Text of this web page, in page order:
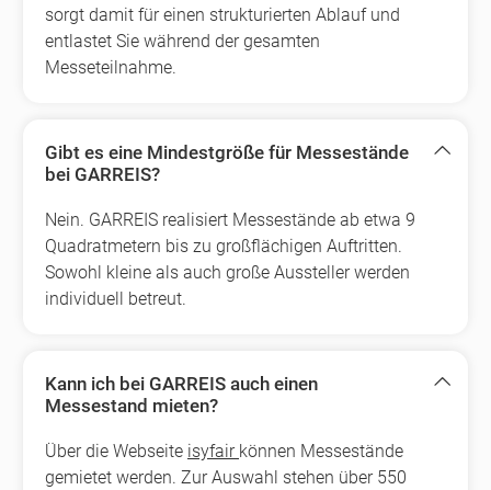
sorgt damit für einen strukturierten Ablauf und
entlastet Sie während der gesamten
Messeteilnahme.
Gibt es eine Mindestgröße für Messestände
bei GARREIS?
Nein. GARREIS realisiert Messestände ab etwa 9
Quadratmetern bis zu großflächigen Auftritten.
Sowohl kleine als auch große Aussteller werden
individuell betreut.
Kann ich bei GARREIS auch einen
Messestand mieten?
Über die Webseite isyfair können Messestände
gemietet werden. Zur Auswahl stehen über 550